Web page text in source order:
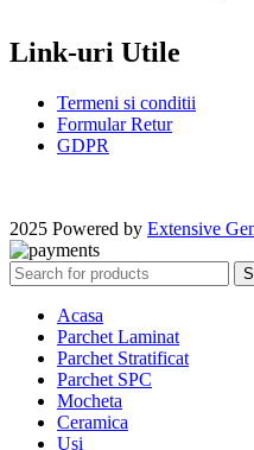
Link-uri Utile
Termeni si conditii
Formular Retur
GDPR
2025 Powered by Extensive
Acasa
Parchet Laminat
Parchet Stratificat
Parchet SPC
Mocheta
Ceramica
Usi